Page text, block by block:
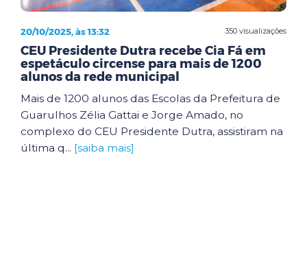
350 visualizações
20/10/2025, às 13:32
CEU Presidente Dutra recebe Cia Fá em
espetáculo circense para mais de 1200
alunos da rede municipal
Mais de 1200 alunos das Escolas da Prefeitura de
Guarulhos Zélia Gattai e Jorge Amado, no
complexo do CEU Presidente Dutra, assistiram na
última q... [saiba mais]